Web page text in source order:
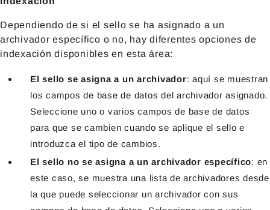
Dependiendo de si el sello se ha asignado a un
archivador específico o no, hay diferentes opciones de
indexación disponibles en esta área:
El sello se asigna a un archivador: aquí se muestran
los campos de base de datos del archivador asignado.
Seleccione uno o varios campos de base de datos
para que se cambien cuando se aplique el sello e
introduzca el tipo de cambios.
El sello no se asigna a un archivador específico: en
este caso, se muestra una lista de archivadores desde
la que puede seleccionar un archivador con sus